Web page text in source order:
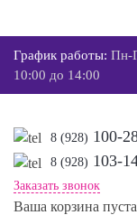
График работы: Пн-
10:00 до 14:00
8 (928) 100-
8 (928) 103-
Заказать звонок
Ваша корзина пуста